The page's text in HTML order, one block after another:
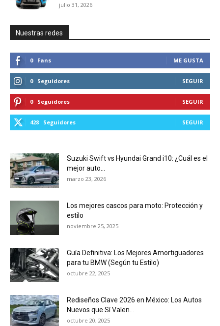
julio 31, 2026
Nuestras redes
0 Fans ME GUSTA
0 Seguidores SEGUIR
0 Seguidores SEGUIR
428 Seguidores SEGUIR
Suzuki Swift vs Hyundai Grand i10: ¿Cuál es el
mejor auto...
marzo 23, 2026
Los mejores cascos para moto: Protección y
estilo
noviembre 25, 2025
Guía Definitiva: Los Mejores Amortiguadores
para tu BMW (Según tu Estilo)
octubre 22, 2025
Rediseños Clave 2026 en México: Los Autos
Nuevos que Sí Valen...
octubre 20, 2025